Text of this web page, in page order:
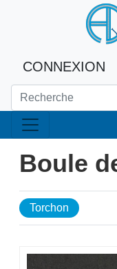
CONNEXION
Boule
Torchon